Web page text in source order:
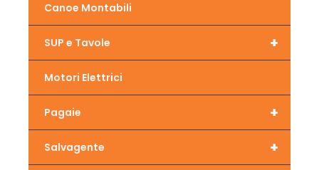
Canoe Montabili
+
SUP e Tavole
Motori Elettrici
+
Pagaie
+
Salvagente